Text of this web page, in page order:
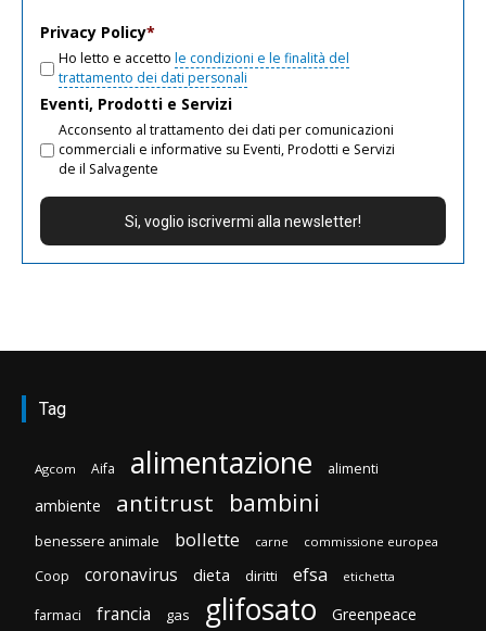
Privacy Policy*
Ho letto e accetto le condizioni e le finalità del
trattamento dei dati personali
Eventi, Prodotti e Servizi
Acconsento al trattamento dei dati per comunicazioni
commerciali e informative su Eventi, Prodotti e Servizi
de il Salvagente
Tag
Agcom Aifa alimentazione alimenti
ambiente antitrust bambini
benessere animale bollette carne commissione europea
Coop coronavirus dieta diritti efsa etichetta
farmaci francia gas glifosato Greenpeace